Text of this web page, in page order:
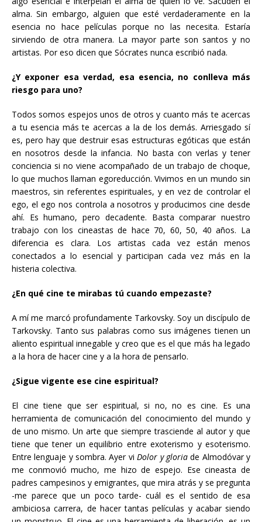
alma. Sin embargo, alguien que esté verdaderamente en la
esencia no hace películas porque no las necesita. Estaría
sirviendo de otra manera. La mayor parte son santos y no
artistas. Por eso dicen que Sócrates nunca escribió nada.
¿Y exponer esa verdad, esa esencia, no conlleva más
riesgo para uno?
Todos somos espejos unos de otros y cuanto más te acercas
a tu esencia más te acercas a la de los demás. Arriesgado sí
es, pero hay que destruir esas estructuras egóticas que están
en nosotros desde la infancia. No basta con verlas y tener
conciencia si no viene acompañado de un trabajo de choque,
lo que muchos llaman egoreducción. Vivimos en un mundo sin
maestros, sin referentes espirituales, y en vez de controlar el
ego, el ego nos controla a nosotros y producimos cine desde
ahí. Es humano, pero decadente. Basta comparar nuestro
trabajo con los cineastas de hace 70, 60, 50, 40 años. La
diferencia es clara. Los artistas cada vez están menos
conectados a lo esencial y participan cada vez más en la
histeria colectiva.
¿En qué cine te mirabas tú cuando empezaste?
A mí me marcó profundamente Tarkovsky. Soy un discípulo de
Tarkovsky. Tanto sus palabras como sus imágenes tienen un
aliento espiritual innegable y creo que es el que más ha legado
a la hora de hacer cine y a la hora de pensarlo.
¿Sigue vigente ese cine espiritual?
El cine tiene que ser espiritual, si no, no es cine. Es una
herramienta de comunicación del conocimiento del mundo y
de uno mismo. Un arte que siempre trasciende al autor y que
tiene que tener un equilibrio entre exoterismo y esoterismo.
Entre lenguaje y sombra. Ayer viDolor y gloriade Almodóvar y
me conmovió mucho, me hizo de espejo. Ese cineasta de
padres campesinos y emigrantes, que mira atrás y se pregunta
-me parece que un poco tarde- cuál es el sentido de esa
ambiciosa carrera, de hacer tantas películas y acabar siendo